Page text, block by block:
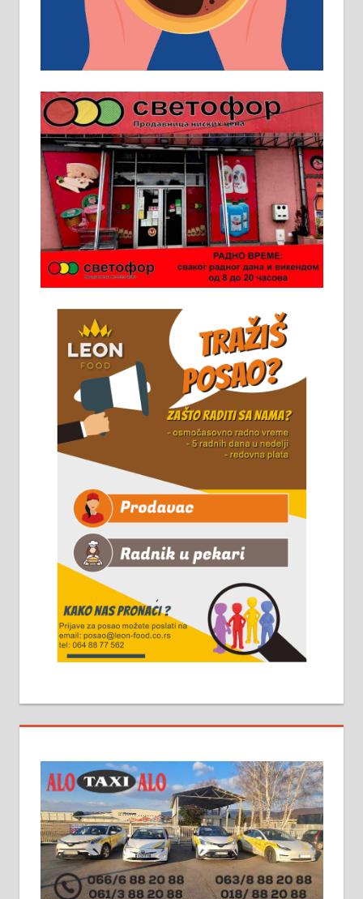
искуство на истим и сличним
пословима, али не и неопходан
услов. Обезбеђен смештај,
превоз, исхрана. 032/57-41-122 –
локал 22
Пружам услуге завршних радова
у грађевини, хидроизолације и
молерских радова. 061/25-28-058
Ало таксију потребан возач са Б
категоријом. 064/02-85-511
Потребна два радника за рад на
стоваришту „Липа промет” у
информација доћи лично на
стовариште у улици Максима
Горког 26 сваког радног дана од
8 до 15 часова. 063/465-045
Чистим све врсте димњака.
061/32-13-445